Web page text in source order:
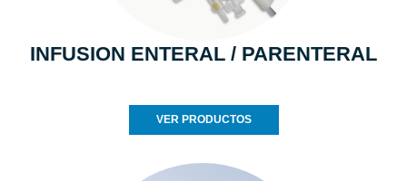
INFUSION ENTERAL / PARENTERAL
VER PRODUCTOS